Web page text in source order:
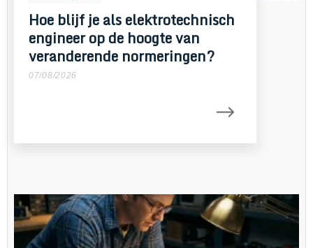
Hoe blijf je als elektrotechnisch
engineer op de hoogte van
veranderende normeringen?
07/08/2026